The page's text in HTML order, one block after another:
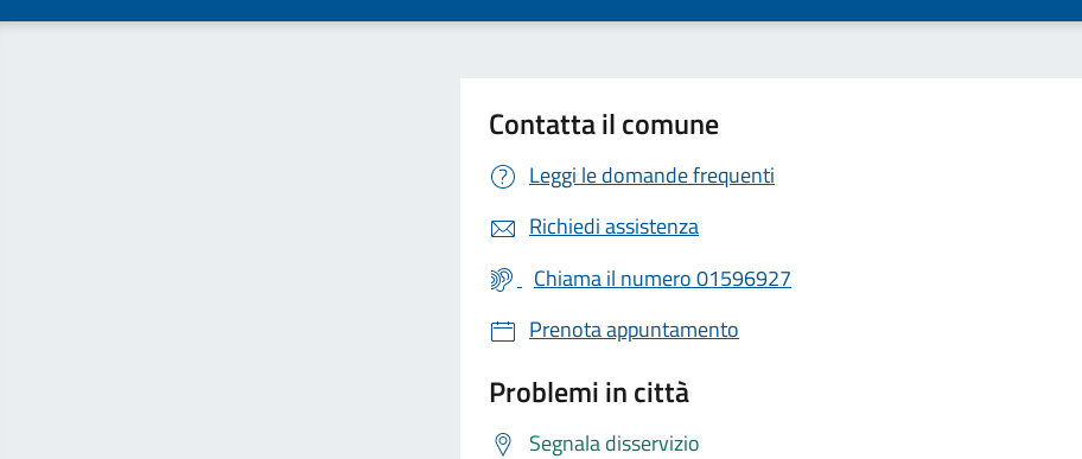
Contatta il comune
Leggi le domande frequenti
Richiedi assistenza
Chiama il numero 01596927
Prenota appuntamento
Problemi in città
Segnala disservizio